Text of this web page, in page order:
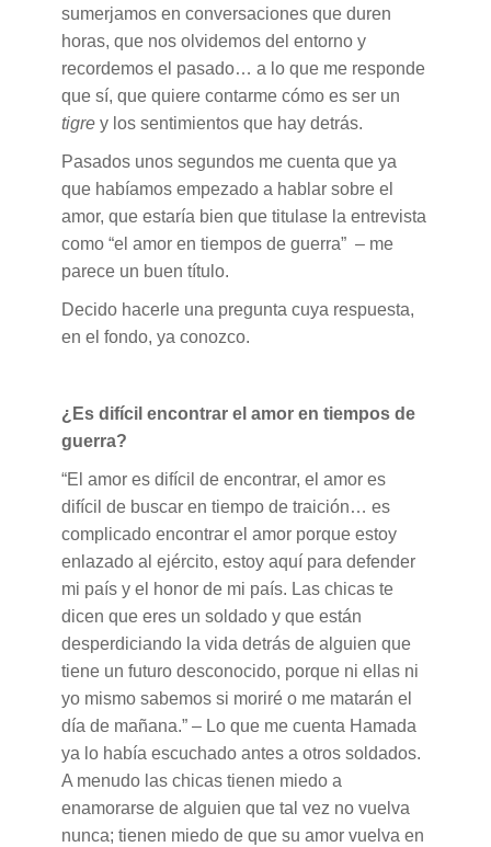
sumerjamos en conversaciones que duren
horas, que nos olvidemos del entorno y
recordemos el pasado… a lo que me responde
que sí, que quiere contarme cómo es ser un
tigre y los sentimientos que hay detrás.
Pasados unos segundos me cuenta que ya
que habíamos empezado a hablar sobre el
amor, que estaría bien que titulase la entrevista
como “el amor en tiempos de guerra” – me
parece un buen título.
Decido hacerle una pregunta cuya respuesta,
en el fondo, ya conozco.
¿Es difícil encontrar el amor en tiempos de
guerra?
“El amor es difícil de encontrar, el amor es
difícil de buscar en tiempo de traición… es
complicado encontrar el amor porque estoy
enlazado al ejército, estoy aquí para defender
mi país y el honor de mi país. Las chicas te
dicen que eres un soldado y que están
desperdiciando la vida detrás de alguien que
tiene un futuro desconocido, porque ni ellas ni
yo mismo sabemos si moriré o me matarán el
día de mañana.” – Lo que me cuenta Hamada
ya lo había escuchado antes a otros soldados.
A menudo las chicas tienen miedo a
enamorarse de alguien que tal vez no vuelva
nunca; tienen miedo de que su amor vuelva en